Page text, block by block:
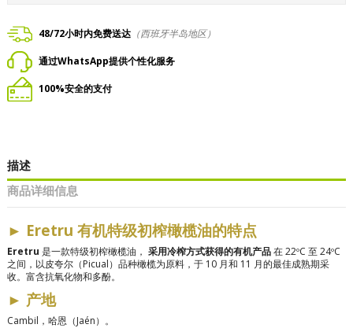
48/72小时内免费送达 （西班牙半岛地区）
通过WhatsApp提供个性化服务
100%安全的支付
描述
商品详细信息
► Eretru 有机特级初榨橄榄油的特点
Eretru 是一款特级初榨橄榄油， 采用冷榨方式获得的有机产品在 22ºC 至 24ºC
之间，以皮夸尔（Picual）品种橄榄为原料，于 10 月和 11 月的最佳成熟期采
收。富含抗氧化物和多酚。
► 产地
Cambil，哈恩（Jaén）。